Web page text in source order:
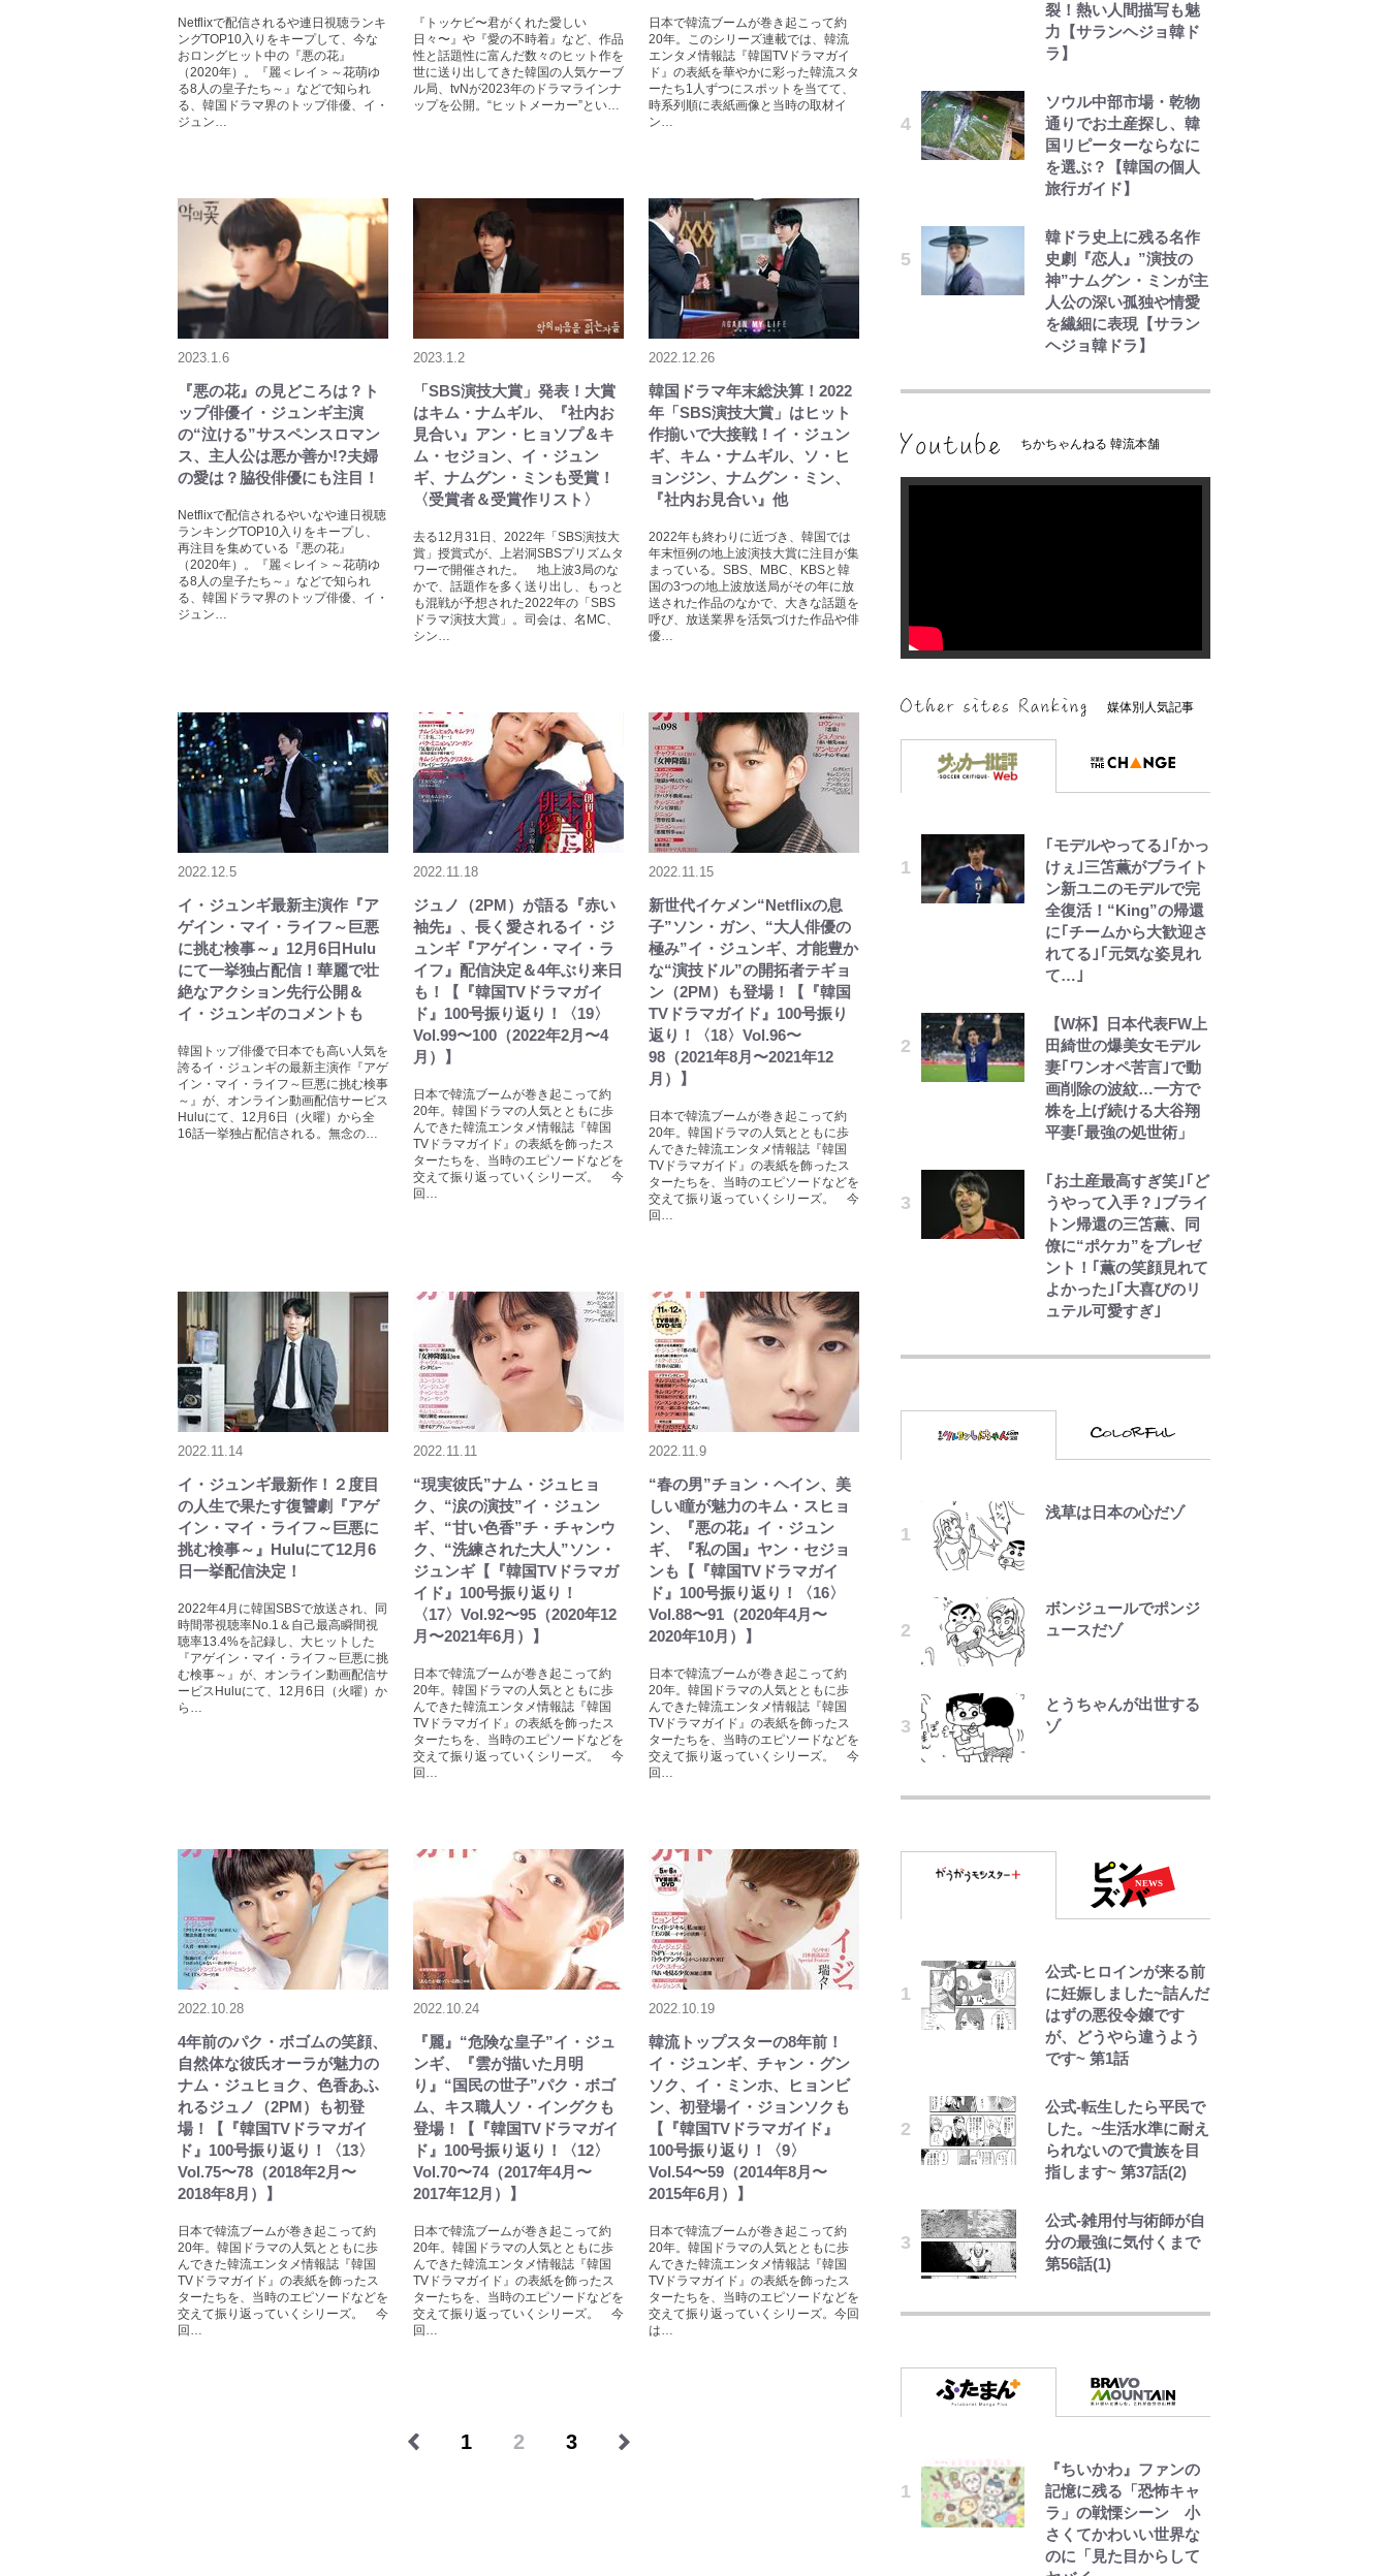
Netflixで配信されるや連日視聴ランキ
ングTOP10入りをキープして、今な
おロングヒット中の『悪の花』
（2020年）。『麗＜レイ＞～花萌ゆ
る8人の皇子たち～』などで知られ
る、韓国ドラマ界のトップ俳優、イ・
ジュン…
『トッケビ〜君がくれた愛しい
日々〜』や『愛の不時着』など、作品
性と話題性に富んだ数々のヒット作を
世に送り出してきた韓国の人気ケーブ
ル局、tvNが2023年のドラマラインナ
ップを公開。“ヒットメーカー”とい…
日本で韓流ブームが巻き起こって約
20年。このシリーズ連載では、韓流
エンタメ情報誌『韓国TVドラマガイ
ド』の表紙を華やかに彩った韓流スタ
ーたち1人ずつにスポットを当てて、
時系列順に表紙画像と当時の取材イ
ン…
2023.1.6
『悪の花』の見どころは？ト
ップ俳優イ・ジュンギ主演
の“泣ける”サスペンスロマン
ス、主人公は悪か善か!?夫婦
の愛は？脇役俳優にも注目！
Netflixで配信されるやいなや連日視聴
ランキングTOP10入りをキープし、
再注目を集めている『悪の花』
（2020年）。『麗＜レイ＞～花萌ゆ
る8人の皇子たち～』などで知られ
る、韓国ドラマ界のトップ俳優、イ・
ジュン…
2023.1.2
「SBS演技大賞」発表！大賞
はキム・ナムギル、『社内お
見合い』アン・ヒョソプ＆キ
ム・セジョン、イ・ジュン
ギ、ナムグン・ミンも受賞！
〈受賞者＆受賞作リスト〉
去る12月31日、2022年「SBS演技大
賞」授賞式が、上岩洞SBSプリズムタ
ワーで開催された。 地上波3局のな
かで、話題作を多く送り出し、もっと
も混戦が予想された2022年の「SBS
ドラマ演技大賞」。司会は、名MC、
シン…
2022.12.26
韓国ドラマ年末総決算！2022
年「SBS演技大賞」はヒット
作揃いで大接戦！イ・ジュン
ギ、キム・ナムギル、ソ・ヒ
ョンジン、ナムグン・ミン、
『社内お見合い』他
2022年も終わりに近づき、韓国では
年末恒例の地上波演技大賞に注目が集
まっている。SBS、MBC、KBSと韓
国の3つの地上波放送局がその年に放
送された作品のなかで、大きな話題を
呼び、放送業界を活気づけた作品や俳
優…
2022.12.5
イ・ジュンギ最新主演作『ア
ゲイン・マイ・ライフ～巨悪
に挑む検事～』12月6日Hulu
にて一挙独占配信！華麗で壮
絶なアクション先行公開＆
イ・ジュンギのコメントも
韓国トップ俳優で日本でも高い人気を
誇るイ・ジュンギの最新主演作『アゲ
イン・マイ・ライフ～巨悪に挑む検事
～』が、オンライン動画配信サービス
Huluにて、12月6日（火曜）から全
16話一挙独占配信される。無念の…
2022.11.18
ジュノ（2PM）が語る『赤い
袖先』、長く愛されるイ・ジ
ュンギ『アゲイン・マイ・ラ
イフ』配信決定＆4年ぶり来日
も！【『韓国TVドラマガイ
ド』100号振り返り！〈19〉
Vol.99〜100（2022年2月〜4
月）】
日本で韓流ブームが巻き起こって約
20年。韓国ドラマの人気とともに歩
んできた韓流エンタメ情報誌『韓国
TVドラマガイド』の表紙を飾ったス
ターたちを、当時のエピソードなどを
交えて振り返っていくシリーズ。 今
回…
2022.11.15
新世代イケメン“Netflixの息
子”ソン・ガン、“大人俳優の
極み”イ・ジュンギ、才能豊か
な“演技ドル”の開拓者テギョ
ン（2PM）も登場！【『韓国
TVドラマガイド』100号振り
返り！〈18〉Vol.96〜
98（2021年8月〜2021年12
月）】
日本で韓流ブームが巻き起こって約
20年。韓国ドラマの人気とともに歩
んできた韓流エンタメ情報誌『韓国
TVドラマガイド』の表紙を飾ったス
ターたちを、当時のエピソードなどを
交えて振り返っていくシリーズ。 今
回…
2022.11.14
イ・ジュンギ最新作！２度目
の人生で果たす復讐劇『アゲ
イン・マイ・ライフ～巨悪に
挑む検事～』Huluにて12月6
日一挙配信決定！
2022年4月に韓国SBSで放送され、同
時間帯視聴率No.1＆自己最高瞬間視
聴率13.4%を記録し、大ヒットした
『アゲイン・マイ・ライフ～巨悪に挑
む検事～』が、オンライン動画配信サ
ービスHuluにて、12月6日（火曜）か
ら…
2022.11.11
“現実彼氏”ナム・ジュヒョ
ク、“涙の演技”イ・ジュン
ギ、“甘い色香”チ・チャンウ
ク、“洗練された大人”ソン・
ジュンギ【『韓国TVドラマガ
イド』100号振り返り！
〈17〉Vol.92〜95（2020年12
月〜2021年6月）】
日本で韓流ブームが巻き起こって約
20年。韓国ドラマの人気とともに歩
んできた韓流エンタメ情報誌『韓国
TVドラマガイド』の表紙を飾ったス
ターたちを、当時のエピソードなどを
交えて振り返っていくシリーズ。 今
回…
2022.11.9
“春の男”チョン・ヘイン、美
しい瞳が魅力のキム・スヒョ
ン、『悪の花』イ・ジュン
ギ、『私の国』ヤン・セジョ
ンも【『韓国TVドラマガイ
ド』100号振り返り！〈16〉
Vol.88〜91（2020年4月〜
2020年10月）】
日本で韓流ブームが巻き起こって約
20年。韓国ドラマの人気とともに歩
んできた韓流エンタメ情報誌『韓国
TVドラマガイド』の表紙を飾ったス
ターたちを、当時のエピソードなどを
交えて振り返っていくシリーズ。 今
回…
2022.10.28
4年前のパク・ボゴムの笑顔、
自然体な彼氏オーラが魅力の
ナム・ジュヒョク、色香あふ
れるジュノ（2PM）も初登
場！【『韓国TVドラマガイ
ド』100号振り返り！〈13〉
Vol.75〜78（2018年2月〜
2018年8月）】
日本で韓流ブームが巻き起こって約
20年。韓国ドラマの人気とともに歩
んできた韓流エンタメ情報誌『韓国
TVドラマガイド』の表紙を飾ったス
ターたちを、当時のエピソードなどを
交えて振り返っていくシリーズ。 今
回…
2022.10.24
『麗』“危険な皇子”イ・ジュ
ンギ、『雲が描いた月明
り』“国民の世子”パク・ボゴ
ム、キス職人ソ・イングクも
登場！【『韓国TVドラマガイ
ド』100号振り返り！〈12〉
Vol.70〜74（2017年4月〜
2017年12月）】
日本で韓流ブームが巻き起こって約
20年。韓国ドラマの人気とともに歩
んできた韓流エンタメ情報誌『韓国
TVドラマガイド』の表紙を飾ったス
ターたちを、当時のエピソードなどを
交えて振り返っていくシリーズ。 今
回…
2022.10.19
韓流トップスターの8年前！
イ・ジュンギ、チャン・グン
ソク、イ・ミンホ、ヒョンビ
ン、初登場イ・ジョンソクも
【『韓国TVドラマガイド』
100号振り返り！〈9〉
Vol.54〜59（2014年8月〜
2015年6月）】
日本で韓流ブームが巻き起こって約
20年。韓国ドラマの人気とともに歩
んできた韓流エンタメ情報誌『韓国
TVドラマガイド』の表紙を飾ったス
ターたちを、当時のエピソードなどを
交えて振り返っていくシリーズ。今回
は…
1 2 3
裂！熱い人間描写も魅
力【サランヘジョ韓ド
ラ】
ソウル中部市場・乾物
通りでお土産探し、韓
国リピーターならなに
を選ぶ？【韓国の個人
旅行ガイド】
韓ドラ史上に残る名作
史劇『恋人』”演技の
神”ナムグン・ミンが主
人公の深い孤独や情愛
を繊細に表現【サラン
ヘジョ韓ドラ】
ちかちゃんねる 韓流本舗
媒体別人気記事
｢モデルやってる｣｢かっ
けぇ｣三笘薫がブライト
ン新ユニのモデルで完
全復活！“King”の帰還
に｢チームから大歓迎さ
れてる｣｢元気な姿見れ
て…｣
【W杯】日本代表FW上
田綺世の爆美女モデル
妻｢ワンオペ苦言｣で動
画削除の波紋…一方で
株を上げ続ける大谷翔
平妻｢最強の処世術」
｢お土産最高すぎ笑｣｢ど
うやって入手？｣ブライ
トン帰還の三笘薫、同
僚に“ポケカ”をプレゼ
ント！｢薫の笑顔見れて
よかった｣｢大喜びのリ
ュテル可愛すぎ｣
「すっごい勉強ができ
たので合格発表も行か
なかったんです」
元衆院議員・山尾志桜
響と今語る「保育園落
ちた日本死ね」
れびくん』時代の学び
と22歳でアイドルの道
浅草は日本の心だゾ
ボンジュールでポンジ
ュースだゾ
とうちゃんが出世する
ゾ
1回
第3回 出版までの道の
り・その2
レビュー『仮面家族』
悠木シュン・著
公式-ヒロインが来る前
に妊娠しました~詰んだ
はずの悪役令嬢です
が、どうやら違うよう
です~ 第1話
公式-転生したら平民で
した。~生活水準に耐え
られないので貴族を目
指します~ 第37話(2)
公式-雑用付与術師が自
分の最強に気付くまで
第56話(1)
第1子妊娠中の田中みな
リ衣装にも意見続々
イケメン」大反響 意
味深「スネ毛ハラスメ
ント」にも注目
【川口春奈と結婚】板
『ちいかわ』ファンの
記憶に残る「恐怖キャ
ラ」の戦慄シーン 小
さくてかわいい世界な
のに「見た目からして